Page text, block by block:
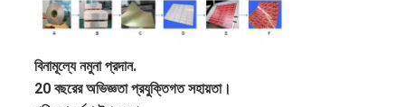
বিনামূল্যে নমুনা প্রদান.
20 বছরের অভিজ্ঞতা প্রযুক্তিগত সহায়তা।